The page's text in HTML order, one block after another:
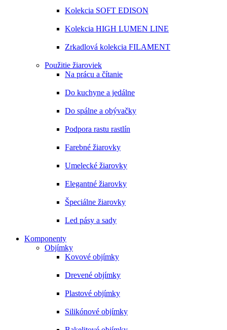
Kolekcia SOFT EDISON
Kolekcia HIGH LUMEN LINE
Zrkadlová kolekcia FILAMENT
Použitie žiaroviek
Na prácu a čítanie
Do kuchyne a jedálne
Do spálne a obývačky
Podpora rastu rastlín
Farebné žiarovky
Umelecké žiarovky
Elegantné žiarovky
Špeciálne žiarovky
Led pásy a sady
Komponenty
Objímky
Kovové objímky
Drevené objímky
Plastové objímky
Silikónové objímky